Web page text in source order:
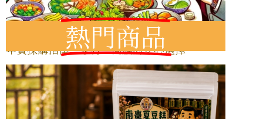
年貨採購指南：家有三高族的安心選擇
熱門商品